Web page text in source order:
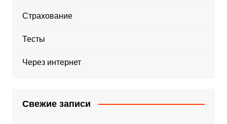
Страхование
Тесты
Через интернет
Свежие записи